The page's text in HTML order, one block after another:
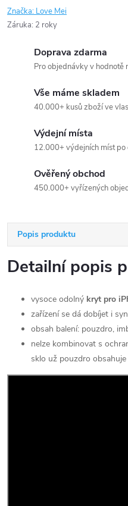
Značka: Love Mei
Záruka: 2 roky
Doprava zdarma
Pro objednávky v hodnotě
Vše máme skladem
40.000+ kusů zboží ve
Výdejní místa
12.000+ výdejních míst po
Ověřený obchod
450.000+ vyřízených
Popis produktu
Detailní popis
vysoce odolný kryt pro
zařízení se dá dobíjet i
obsah balení: pouzdro,
nelze kombinovat s
sklo už pouzdro obsahuje